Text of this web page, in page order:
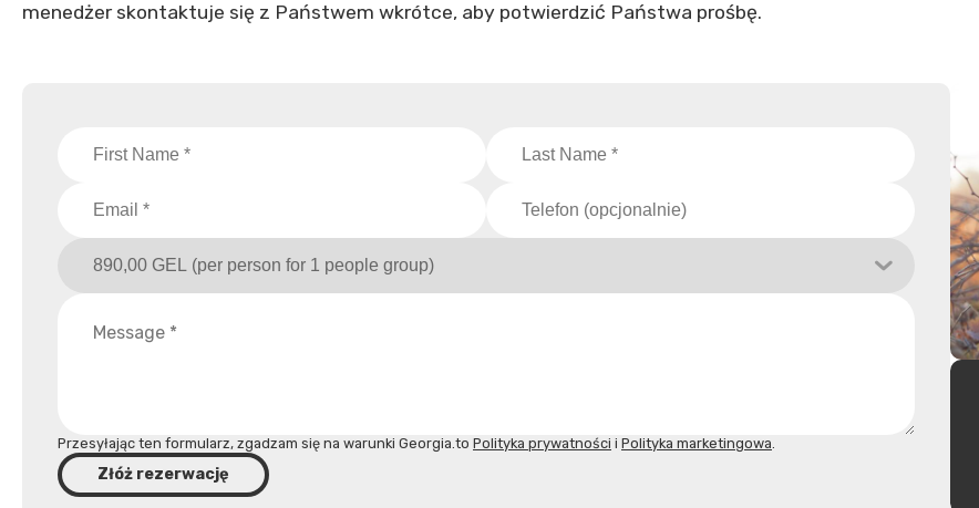
menedżer skontaktuje się z Państwem wkrótce, aby potwierdzić Państwa prośbę.
Przesyłając ten formularz, zgadzam się na warunki Georgia.to Polityka prywatności i Polityka marketingowa.
Złóż rezerwację